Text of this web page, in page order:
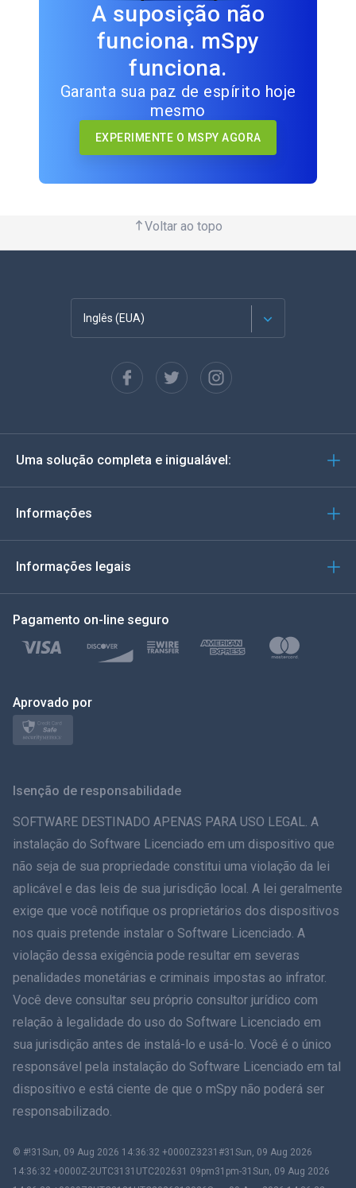
A suposição não
funciona. mSpy
funciona.
Garanta sua paz de espírito hoje
mesmo
EXPERIMENTE O MSPY AGORA
Voltar ao topo
Inglês (EUA)
Espanhol
Alemão
Italiano
Türkçe
Polonês
日本
ภาษาไทย
Dansk
हिंदी
עברית
Romãă
Ελληνικά
繁體中文
Uma solução completa e inigualável:
Informações
Informações legais
Pagamento on-line seguro
Aprovado por
Isenção de responsabilidade
SOFTWARE DESTINADO APENAS PARA USO LEGAL. A
instalação do Software Licenciado em um dispositivo que
não seja de sua propriedade constitui uma violação da lei
aplicável e das leis de sua jurisdição local. A lei geralmente
exige que você notifique os proprietários dos dispositivos
nos quais pretende instalar o Software Licenciado. A
violação dessa exigência pode resultar em severas
penalidades monetárias e criminais impostas ao infrator.
Você deve consultar seu próprio consultor jurídico com
relação à legalidade do uso do Software Licenciado em
sua jurisdição antes de instalá-lo e usá-lo. Você é o único
responsável pela instalação do Software Licenciado em tal
dispositivo e está ciente de que o mSpy não poderá ser
responsabilizado.
© #!31Sun, 09 Aug 2026 14:36:32 +0000Z3231#31Sun, 09 Aug 2026
14:36:32 +0000Z-2UTC3131UTC202631 09pm31pm-31Sun, 09 Aug 2026